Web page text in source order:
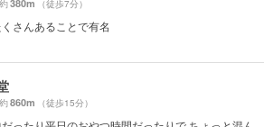
380m （徒歩7分）
さんあることで有名
860m （徒歩15分）